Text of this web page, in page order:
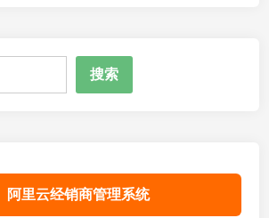
搜索
阿里云经销商管理系统